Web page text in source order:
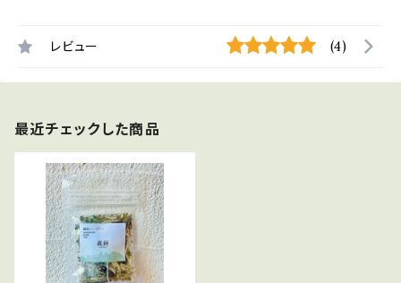
レビュー (4)
最近チェックした商品